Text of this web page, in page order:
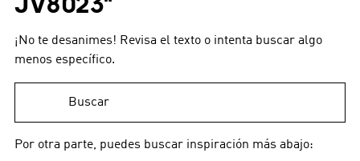
¡No te desanimes! Revisa el texto o intenta buscar algo
menos específico.
Por otra parte, puedes buscar inspiración más abajo: